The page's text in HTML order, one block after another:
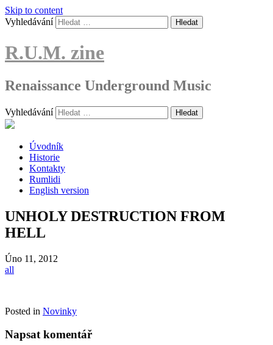
Skip to content
Vyhledávání
R.U.M. zine
Renaissance Underground Music
Vyhledávání
Úvodník
Historie
Kontakty
Rumlidi
English version
UNHOLY DESTRUCTION FROM
HELL
Úno 11, 2012
all
Posted in Novinky
Napsat komentář